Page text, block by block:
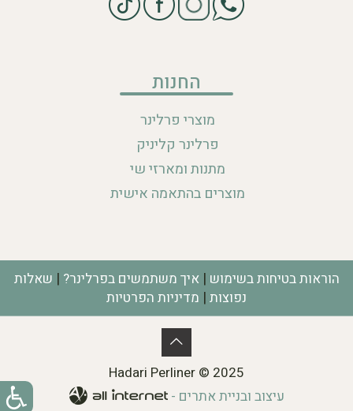
החנות
מוצרי פרלינר
פרלינר קליניק
מתנות ומארזי שי
מוצרים בהתאמה אישית
הוראות בטיחות בשימוש |איך משתמשים בפרלינר? | שאלות
נפוצות | מדיניות הפרטיות
Hadari Perliner © 2025
עיצוב ובניית אתרים -